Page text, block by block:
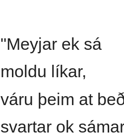
"Meyjar ek sá
moldu líkar,
váru þeim at
svartar ok